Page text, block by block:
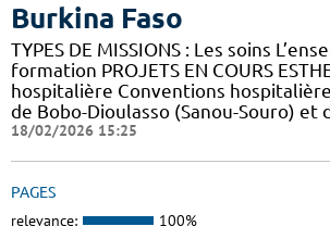
Burkina Faso
TYPES DE MISSIONS : Les soins
formation PROJETS EN COURS
hospitalière Conventions
de Bobo-Dioulasso (Sanou-Souro) et
18/02/2026 15:25
PAGES
relevance: 100%